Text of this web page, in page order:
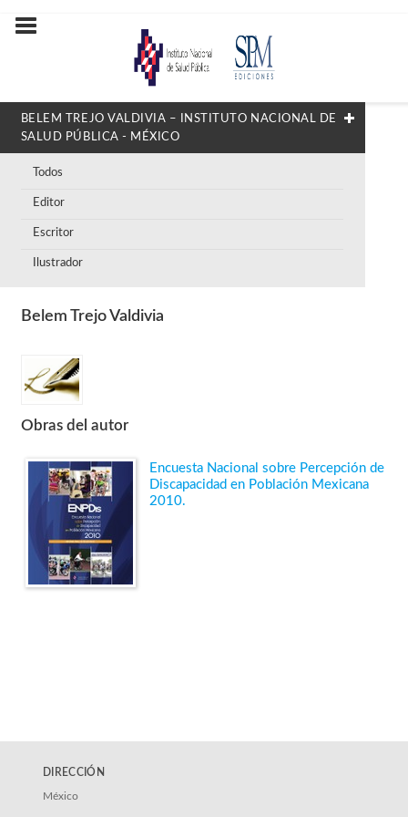
BELEM TREJO VALDIVIA – INSTITUTO NACIONAL DE
SALUD PÚBLICA - MÉXICO
Todos
Editor
Escritor
Ilustrador
Belem Trejo Valdivia
Obras del autor
Encuesta Nacional sobre Percepción de
Discapacidad en Población Mexicana
2010.
DIRECCIÓN
México